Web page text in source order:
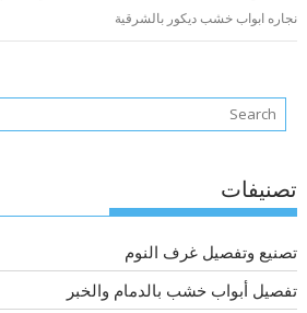
نجاره ابواب خشب ديكور بالشرقية
تصنيفات
تصنيع وتفصيل غرف النوم
تفصيل أبواب خشب بالدمام والخبر